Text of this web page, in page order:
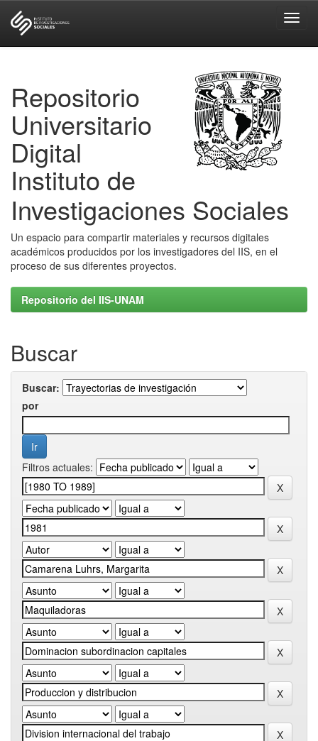
Repositorio
Universitario
Digital
Instituto de
Investigaciones Sociales
Un espacio para compartir materiales y recursos digitales
académicos producidos por los investigadores del IIS, en el
proceso de sus diferentes proyectos.
Repositorio del IIS-UNAM
Buscar
Buscar:
por
Filtros actuales: